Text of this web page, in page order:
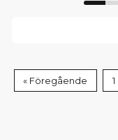
« Föregående 1